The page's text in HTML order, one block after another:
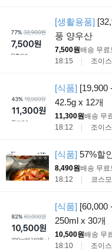
[생활용품]
풍 양우산
7,500원배송 무료
18:15
조이
[식품] [19,900
42.5g x 12개
11,300원배송 무
18:12
조이
[식품] 57%할
8,490원배송 무료
18:12
코스
[식품] [60,000
250ml x 30개
10,500원배송 무
18:10
조이